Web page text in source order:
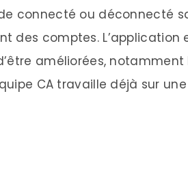
connecté ou déconnecté
des comptes. L’application
améliorées,
CA travaille déjà sur une